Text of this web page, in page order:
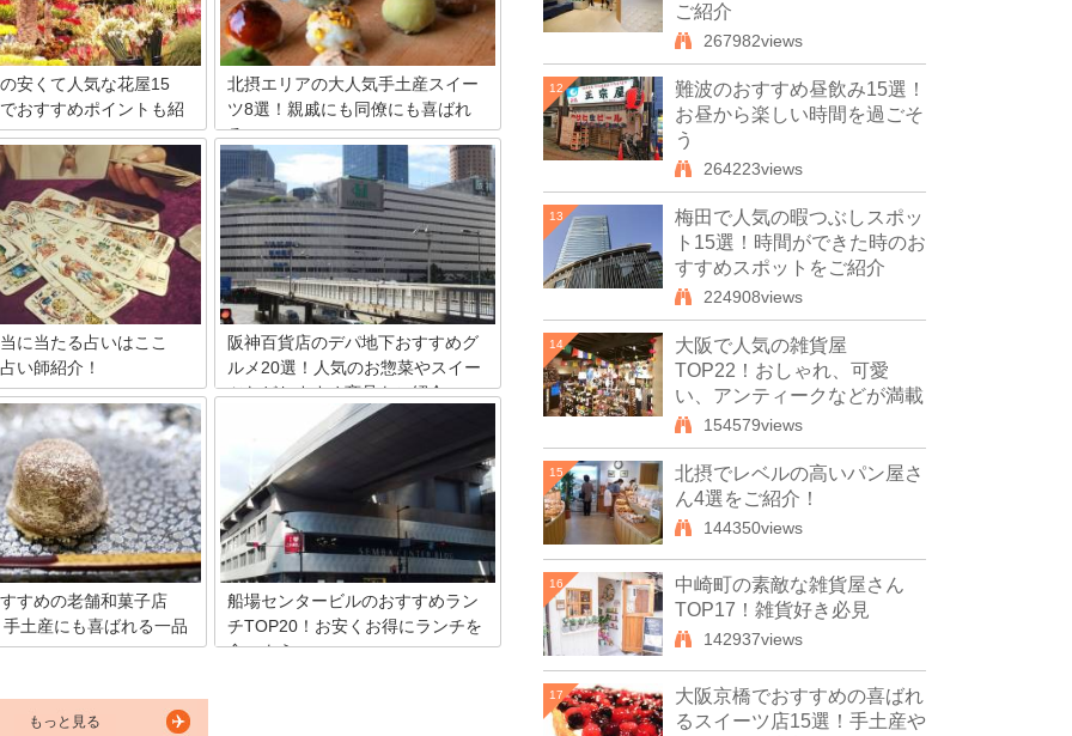
安くて人気な花屋15
おすすめポイントも紹
んで安いブーケやアレンジ
ルーン花束などをゲットでき
のお店を15店ご紹介。おしゃ
プから最寄り駅徒歩圏内の深
の人気スポットまでが勢ぞろ
花の配達が安い、または無
や当日配達OK店もご案内
ミや値段も参考にしてみて
北摂エリアの大人気手土産スイー
ツ8選！親戚にも同僚にも喜ばれ
る♪
数多くのスイーツの名店がある大阪。お
土産選びに悩んでしまう方も多いかと思
います。今回は北摂エリアにある人気の
お店から、手土産に人気のおすすめ商品
を選んでみました！有名なものはもちろ
ん、知る人ぞ知るものまで幅広くご紹介
していきます。ぜひ楽しんでみてくださ
い♪
に当たる占いはここ
い師紹介！
来へとアドバイスをくれる、
が出ない時や、人生に迷った
に見てもらいたいという人は
しょう。同じ時間とお金を
、思わず「当たってる！」と
くれる占いが良いですよね。
阪で当たると人気の占いスポ
めてみました。
阪神百貨店のデパ地下おすすめグ
ルメ20選！人気のお惣菜やスイー
ツなどおすすめ商品をご紹介
阪神百貨店のデパ地下グルメを案内しま
す。阪神百貨店には地下にスナックパー
クというフードコートがあり、名物料理
などが気軽に味わえます。そして百貨店
の食料品売り場も侮れないグルメばか
り。そんな中でも特におすすめで人気の
ものばかりを20アイテム厳選しました。
すめの老舗和菓子店
土産にも喜ばれる一品
は「食い倒れの街」と呼ばれ
こ焼きやお好み焼きなどの粉
船場センタービルのおすすめラン
チTOP20！お安くお得にランチを
食べよう
もっと見る
ご紹介
267982views
12
難波のおすすめ昼飲み15選！
お昼から楽しい時間を過ごそ
う
264223views
13
梅田で人気の暇つぶしスポッ
ト15選！時間ができた時のお
すすめスポットをご紹介
224908views
14
大阪で人気の雑貨屋
TOP22！おしゃれ、可愛
い、アンティークなどが満載
154579views
15
北摂でレベルの高いパン屋さ
ん4選をご紹介！
144350views
16
中崎町の素敵な雑貨屋さん
TOP17！雑貨好き必見
142937views
17
大阪京橋でおすすめの喜ばれ
るスイーツ店15選！手土産や